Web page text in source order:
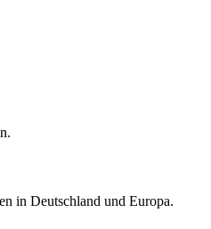
in Deutschland und Europa.